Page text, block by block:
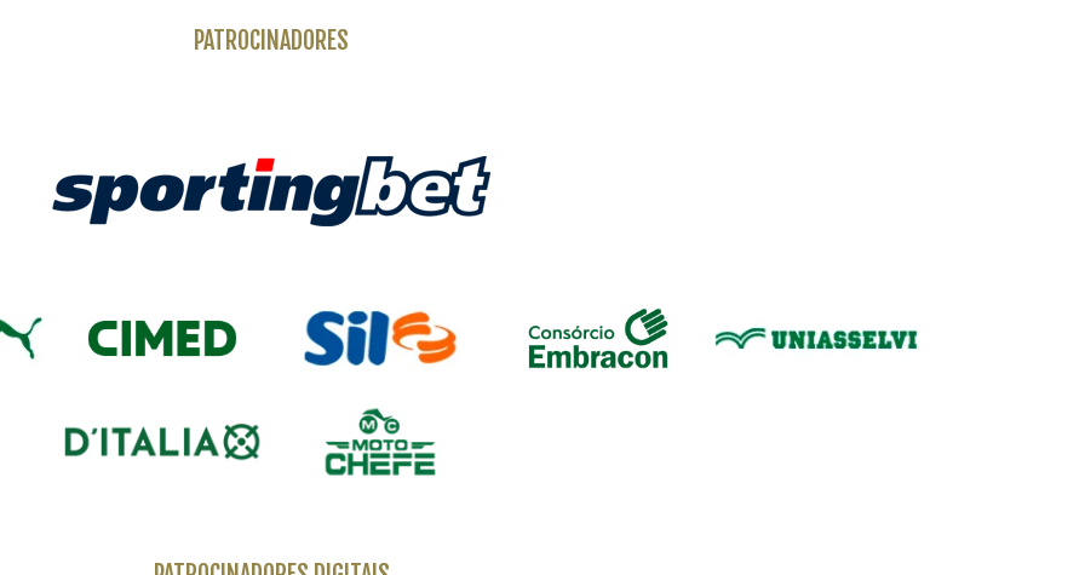
nas primeiras atas do Palestra Italia – para os entusiastas da nova agremiação, não bastava ter um campo para jogar: era
PATROCINADORES